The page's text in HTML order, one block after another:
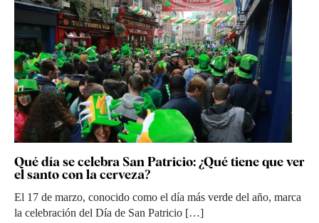
Qué día se celebra San Patricio: ¿Qué tiene que ver
el santo con la cerveza?
El 17 de marzo, conocido como el día más verde del año, marca
la celebración del Día de San Patricio […]